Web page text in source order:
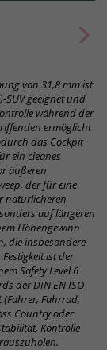
von 31,8 mm ist
SUV geeignet und
während der
ermöglicht
das Cockpit
ein cleanes
äußeren
der für eine
natürlicheren
auf längeren
Höhengewinn
die insbesondere
ist der
Safety Level 6
der DIN EN ISO
Fahrrad,
Country oder
Kontrolle